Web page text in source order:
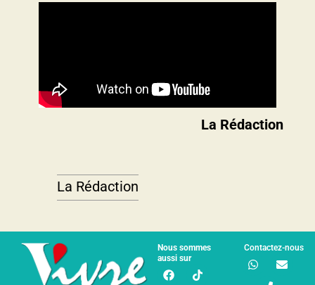
La Rédaction
La Rédaction
Nous sommes
aussi sur
Contactez-nous